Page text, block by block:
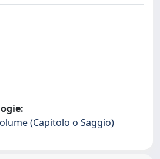
(Capitolo o Saggio)